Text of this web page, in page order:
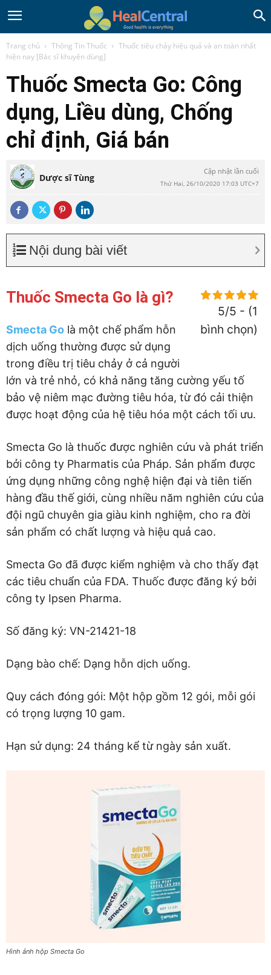
Trang chủ Thông Tin Thuốc
Thuốc tiêu chảy hiệu quả và an toàn nhất
hiện nay [Bác sĩ khuyên dùng]
Thuốc Smecta Go: Công
dụng, Liều dùng, Chống
chỉ định, Giá bán
Dược sĩ Tùng
Cập nhật lần cuối
Thứ Hai, 26/10/2020 17:03 UTC+7
Nội dung bài viết
5/5 - (1
bình chọn)
Thuốc Smecta Go là gì?
Smecta Go là một chế phẩm hỗn
dịch uống thường được sử dụng
trong điều trị tiêu chảy ở cả người
lớn và trẻ nhỏ, có khả năng tăng cường yếu tố
bảo vệ niêm mạc đường tiêu hóa, từ đó cải thiện
được hoạt động của hệ tiêu hóa một cách tối ưu.
Smecta Go là thuốc được nghiên cứu và phát triển
bởi công ty Pharmatis của Pháp. Sản phẩm được
ứng dụng những công nghệ hiện đại và tiên tiến
hàng đầu thế giới, cùng nhiều năm nghiên cứu của
đội ngũ chuyên gia giàu kinh nghiệm, cho ra đời
sản phẩm có chất lượng và hiệu quả cao.
Smecta Go đã được kiểm nghiệm và cho thấy đạt
các tiêu chuẩn của FDA. Thuốc được đăng ký bởi
công ty Ipsen Pharma.
Số đăng ký: VN-21421-18
Dạng bào chế: Dạng hỗn dịch uống.
Quy cách đóng gói: Một hộp gồm 12 gói, mỗi gói
có trọng lượng 10 gam.
Hạn sử dụng: 24 tháng kể từ ngày sản xuất.
Hình ảnh hộp Smecta Go